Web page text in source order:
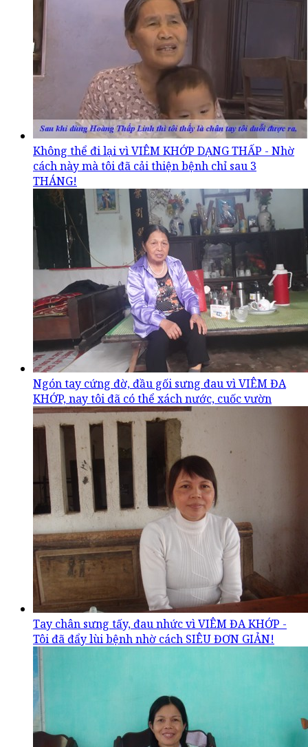
Không thể đi lại vì VIÊM KHỚP DẠNG THẤP - Nhờ
cách này mà tôi đã cải thiện bệnh chỉ sau 3
THÁNG!
Ngón tay cứng đờ, đầu gối sưng đau vì VIÊM ĐA
KHỚP, nay tôi đã có thể xách nước, cuốc vườn
Tay chân sưng tấy, đau nhức vì VIÊM ĐA KHỚP -
Tôi đã đẩy lùi bệnh nhờ cách SIÊU ĐƠN GIẢN!